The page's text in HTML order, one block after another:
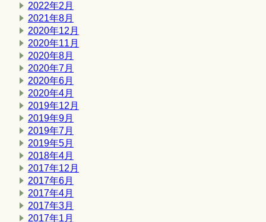
2022年2月
2021年8月
2020年12月
2020年11月
2020年8月
2020年7月
2020年6月
2020年4月
2019年12月
2019年9月
2019年7月
2019年5月
2018年4月
2017年12月
2017年6月
2017年4月
2017年3月
2017年1月